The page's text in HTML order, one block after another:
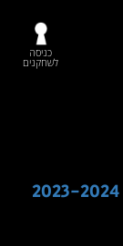
כניסה
לשחקנים